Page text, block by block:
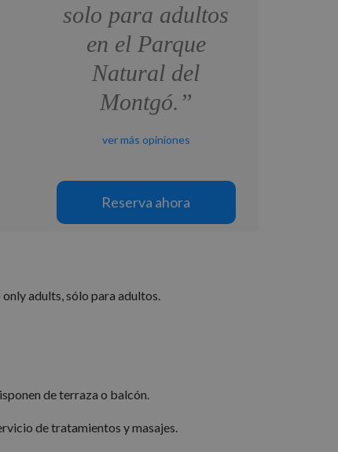
solo para adultos
en el Parque
Natural del
Montgó.”
ver más opiniones
Reserva ahora
adults, sólo para adultos.
de terraza o balcón.
de tratamientos y masajes.